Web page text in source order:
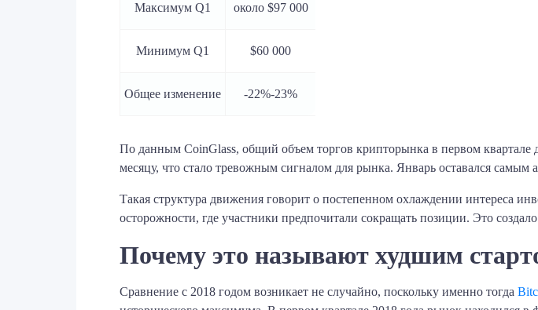
Максимум Q1 около $97 000
Минимум Q1 $60 000
Общее изменение -22%-23%
По данным CoinGlass, общий объем торгов крипторынка в первом квартале
месяцу, что стало тревожным сигналом для рынка. Январь оставался
Такая структура движения говорит о постепенном охлаждении интереса
осторожности, где участники предпочитали сокращать позиции. Это
Почему это называют худшим
Сравнение с 2018 годом возникает не случайно, поскольку именно тогда